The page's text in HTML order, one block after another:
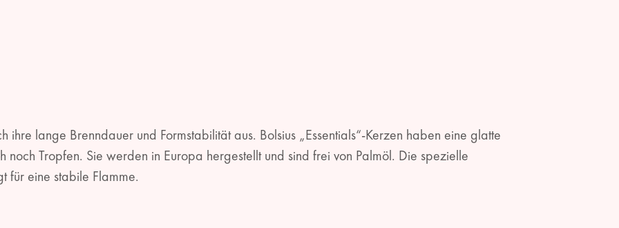
ihre lange Brenndauer und Formstabilität aus. Bolsius „Essentials“-Kerzen haben eine glatte
Tropfen. Sie werden in Europa hergestellt und sind frei von Palmöl. Die spezielle
für eine stabile Flamme.